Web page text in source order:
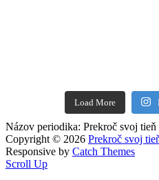
Load More
Názov periodika: Prekroč svoj
Copyright © 2026 Prekroč svoj
Responsive by Catch Themes
Scroll Up